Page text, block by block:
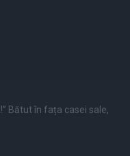
Bătut în fața casei sale,